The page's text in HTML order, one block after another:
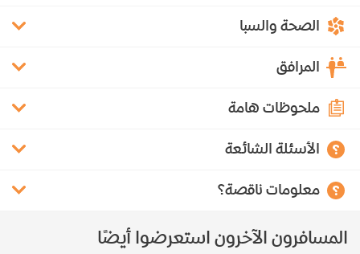
الصحة والسبا
المرافق
ملحوظات هامة
الأسئلة الشائعة
معلومات ناقصة؟
المسافرون الآخرون استعرضوا أيضًا